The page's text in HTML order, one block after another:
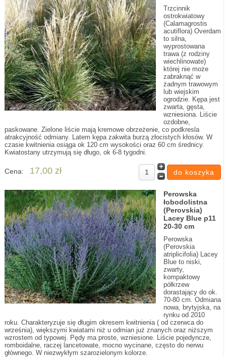
Trzcinnik
ostrokwiatowy
(Calamagrostis
acutiflora) Overdam
to silna,
wyprostowana
trawa (z rodziny
wiechlinowate)
której nie może
zabraknąć w
żadnym trawowym
lub wiejskim
ogrodzie. Kępa jest
zwarta, gęsta,
wzniesiona. Liście
ozdobne,
paskowane. Zielone liście mają kremowe obrzeżenie, co podkresla
atrakcyjność odmiany. Latem kępa zakwita burzą złocistych kłosów. W
czasie kwitnienia osiąga ok 120 cm wysokości oraz 60 cm średnicy.
Kwiatostany utrzymują się długo, ok 6-8 tygodni.
Cena: 17,00 zł
Perowska
łobodolistna
(Perovskia)
Lacey Blue p11
20-30 cm
Perowska
(Perovskia
atriplicifolia) Lacey
Blue to niski,
zwarty,
kompaktowy
półkrzew
dorastający do ok.
70-80 cm. Odmiana
nowa, brytyjska, na
rynku od 2010
roku. Charakteryzuje się długim okresem kwitnienia ( od czerwca do
września), większymi kwiatami niż u odmian już znanych oraz niższym
wzrostem od typowej. Pędy ma proste, wzniesione. Liście pojedyncze,
romboidalne, raczej lancetowate, mocno wycinane, często do nerwu
głównego. W niezwykłym szarozielonym kolorze.